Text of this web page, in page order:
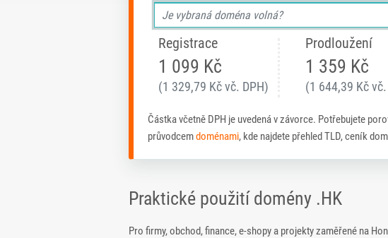
Registrace
1 099 Kč
(1 329,79 Kč vč. DPH)
Prodloužení
1 359 Kč
(1 644,39 Kč
Částka včetně DPH je uvedená v závorce. Potřebujete
průvodcemdoménami, kde najdete přehled TLD, ceník
Praktické použití domény .HK
Pro firmy, obchod, finance, e-shopy a projekty zaměřené na